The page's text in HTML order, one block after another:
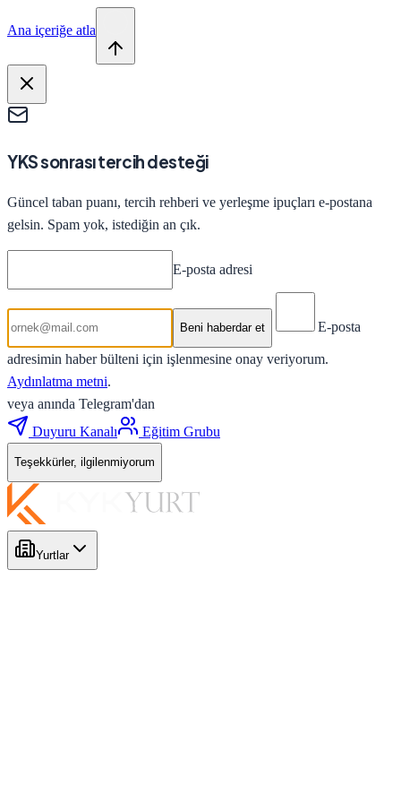
Ana içeriğe atla
YKS sonrası tercih desteği
Güncel taban puanı, tercih rehberi ve yerleşme ipuçları e-postana
gelsin. Spam yok, istediğin an çık.
E-posta adresi
Beni haberdar et E-posta
adresimin haber bülteni için işlenmesine onay veriyorum.
Aydınlatma metni.
veya anında Telegram'dan
Duyuru Kanalı
Eğitim Grubu
Teşekkürler, ilgilenmiyorum
Yurtlar